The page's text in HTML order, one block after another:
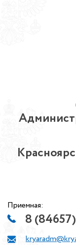
Приемная:
8